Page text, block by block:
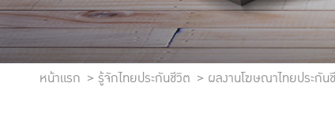
หน้าแรก รู้จักไทยประกันชีวิต ผลงานโฆษณาไทยประกัน